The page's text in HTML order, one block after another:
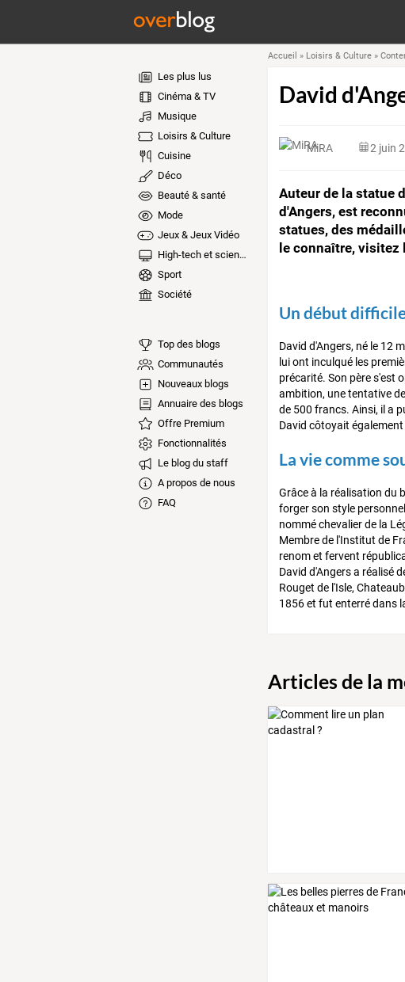
Les plus lus
Cinéma & TV
Musique
Loisirs & Culture
Cuisine
Déco
Beauté & santé
Mode
Jeux & Jeux Vidéo
High-tech et sciences
Sport
Société
Top des blogs
Communautés
Nouveaux blogs
Annuaire des blogs
Offre Premium
Fonctionnalités
Le blog du staff
A propos de nous
FAQ
Accueil » Loisirs & Culture»
David
MiRA 2 juin
Auteur de la statue
d'Angers, est
statues, des
le connaître, visitez
Un début
David d'Angers, né le 12
lui ont inculqué les
précarité. Son père s'est
ambition, une tentative
de 500 francs. Ainsi, il a
David côtoyait
La vie comme
Grâce à la réalisation du
forger son style
nommé chevalier de la
Membre de l'Institut de
renom et fervent
David d'Angers a réalisé
Rouget de l'Isle,
1856 et fut enterré dans
Articles de la